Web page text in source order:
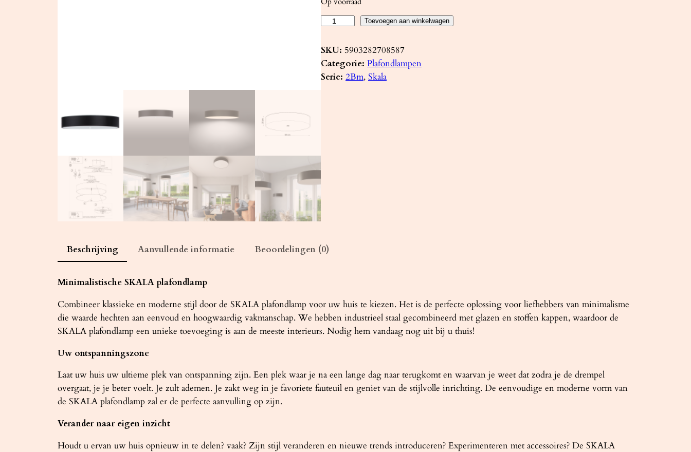
a
f
o
p
S
K
L
A
0
r
t
a
l
Toevoegen aan winkelwagen
SKU: 5903282708587
Categorie: Plafondlampen
Serie: 2Bm, Skala
Beschrijving Aanvullende informatie Beoordelingen (0)
Minimalistische SKALA plafondlamp
Combineer klassieke en moderne stijl door de SKALA plafondlamp voor uw huis te kiezen. Het is de perfecte oplossing voor liefhebbers van minimalisme
die waarde hechten aan eenvoud en hoogwaardig vakmanschap. We hebben industrieel staal gecombineerd met glazen en stoffen kappen, waardoor de
SKALA plafondlamp een unieke toevoeging is aan de meeste interieurs. Nodig hem vandaag nog uit bij u thuis!
Uw ontspanningszone
Laat uw huis uw ultieme plek van ontspanning zijn. Een plek waar je na een lange dag naar terugkomt en waarvan je weet dat zodra je de drempel
overgaat, je je beter voelt. Je zult ademen. Je zakt weg in je favoriete fauteuil en geniet van de stijlvolle inrichting. De eenvoudige en moderne vorm van
de SKALA plafondlamp zal er de perfecte aanvulling op zijn.
Verander naar eigen inzicht
Houdt u ervan uw huis opnieuw in te delen? vaak? Zijn stijl veranderen en nieuwe trends introduceren? Experimenteren met accessoires? De SKALA